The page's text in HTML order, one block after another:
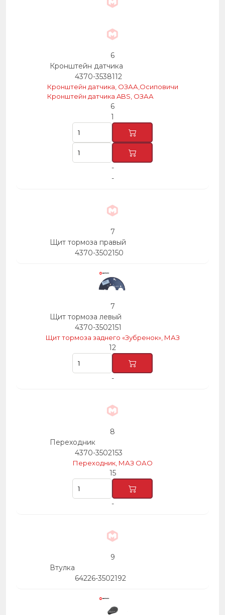
6
Кронштейн датчика
4370-3538112
Кронштейн датчика, ОЗАА,Осиповичи
Кронштейн датчика ABS, ОЗАА
6
1
-
-
7
Щит тормоза правый
4370-3502150
7
Щит тормоза левый
4370-3502151
Щит тормоза заднего «Зубренок», МАЗ
12
-
8
Переходник
4370-3502153
Переходник, МАЗ ОАО
15
-
9
Втулка
64226-3502192